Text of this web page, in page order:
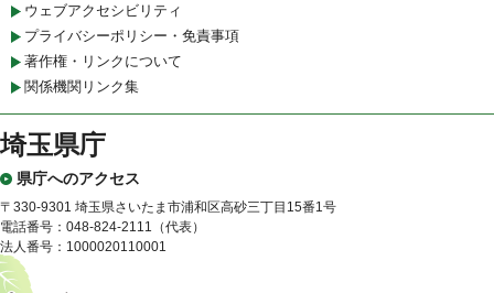
ウェブアクセシビリティ
プライバシーポリシー・免責事項
著作権・リンクについて
関係機関リンク集
埼玉県庁
県庁へのアクセス
〒330-9301 埼玉県さいたま市浦和区高砂三丁目15番1号
電話番号：048-824-2111（代表）
法人番号：1000020110001